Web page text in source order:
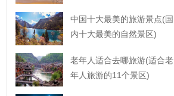
中国十大最美的旅游景点(国
内十大最美的自然景区)
老年人适合去哪旅游(适合老
年人旅游的11个景区)